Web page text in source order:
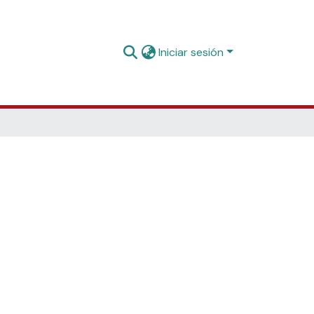
Iniciar sesión